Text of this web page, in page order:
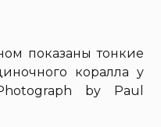
показаны тонкие
коралла у
by Paul